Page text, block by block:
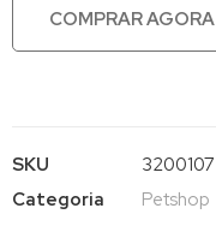
COMPRAR AGORA
SKU
3200107
Categoria
Petshop